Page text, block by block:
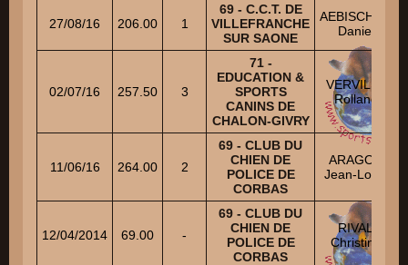
27/08/16 206.00 1
69 - C.C.T. DE
VILLEFRANCHE
SUR SAONE
AEBISCHER
Daniel
02/07/16 257.50 3
71 -
EDUCATION &
SPORTS
CANINS DE
CHALON-GIVRY
VERVILLE
Rolland
11/06/16 264.00 2
69 - CLUB DU
CHIEN DE
POLICE DE
CORBAS
ARAGON
Jean-Louis
12/04/2014 69.00 -
69 - CLUB DU
CHIEN DE
POLICE DE
CORBAS
RIVAL
Christine